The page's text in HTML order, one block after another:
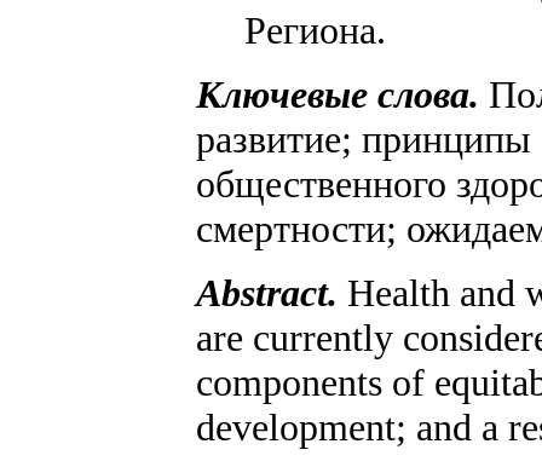
Региона.
Ключевые слова.
развитие; принципы
общественного
смертности;
Abstract. Health and
are currently
components of
development; and a